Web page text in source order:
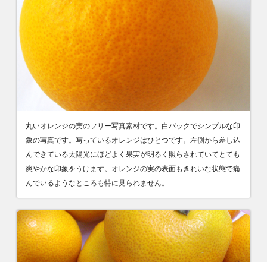
丸いオレンジの実のフリー写真素材です。白バックでシンプルな印
象の写真です。写っているオレンジはひとつです。左側から差し込
んできている太陽光にほどよく果実が明るく照らされていてとても
爽やかな印象をうけます。オレンジの実の表面もきれいな状態で痛
んでいるようなところも特に見られません。